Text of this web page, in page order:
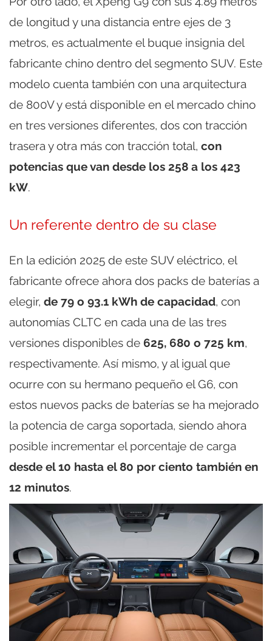
de longitud y una distancia entre ejes de 3
metros, es actualmente el buque insignia del
fabricante chino dentro del segmento SUV. Este
modelo cuenta también con una arquitectura
de 800V y está disponible en el mercado chino
en tres versiones diferentes, dos con tracción
trasera y otra más con tracción total, con
potencias que van desde los 258 a los 423
kW.
Un referente dentro de su clase
En la edición 2025 de este SUV eléctrico, el
fabricante ofrece ahora dos packs de baterías a
elegir, de 79 o 93.1 kWh de capacidad, con
autonomías CLTC en cada una de las tres
versiones disponibles de 625, 680 o 725 km,
respectivamente. Así mismo, y al igual que
ocurre con su hermano pequeño el G6, con
estos nuevos packs de baterías se ha mejorado
la potencia de carga soportada, siendo ahora
posible incrementar el porcentaje de carga
desde el 10 hasta el 80 por ciento también en
12 minutos.